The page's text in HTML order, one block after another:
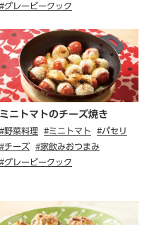
#グレービークック
ミニトマトのチーズ焼き
#野菜料理 #ミニトマト
#パセリ
#チーズ
#家飲みおつまみ
#グレービークック